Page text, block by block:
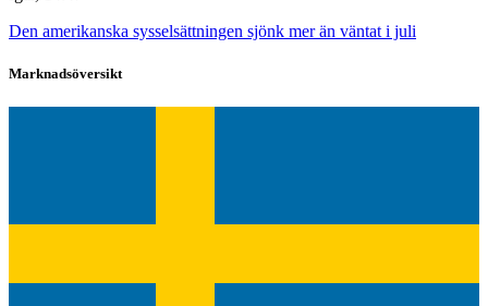
Den amerikanska sysselsättningen sjönk mer än väntat i juli
Marknadsöversikt